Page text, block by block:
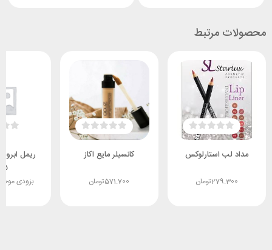
محصولات مرتبط
مداد لب استارلوکس
تومان279.300
کانسیلر مایع اکاز
تومان571.700
ریمل ابرو
بزودی